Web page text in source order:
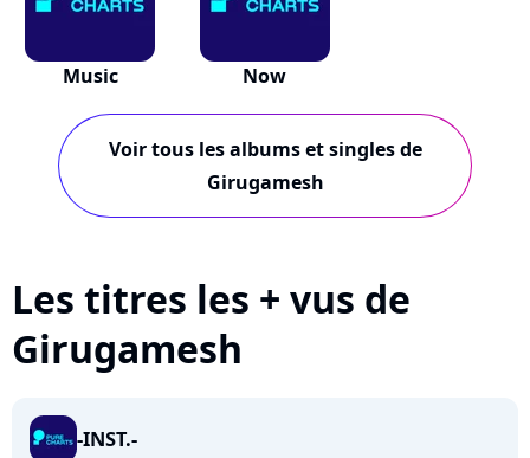
Music Now
Voir tous les albums et singles de
Girugamesh
Les titres les + vus de
Girugamesh
-INST.-